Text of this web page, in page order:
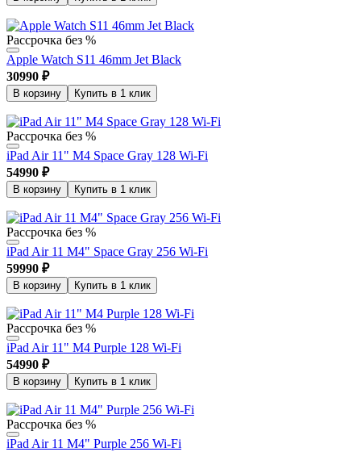
Рассрочка без %
Apple Watch S11 46mm Jet Black
30990 ₽
В корзину Купить в 1 клик
Рассрочка без %
iPad Air 11" M4 Space Gray 128 Wi-Fi
54990 ₽
В корзину Купить в 1 клик
Рассрочка без %
iPad Air 11 M4" Space Gray 256 Wi-Fi
59990 ₽
В корзину Купить в 1 клик
Рассрочка без %
iPad Air 11" M4 Purple 128 Wi-Fi
54990 ₽
В корзину Купить в 1 клик
Рассрочка без %
iPad Air 11 M4" Purple 256 Wi-Fi